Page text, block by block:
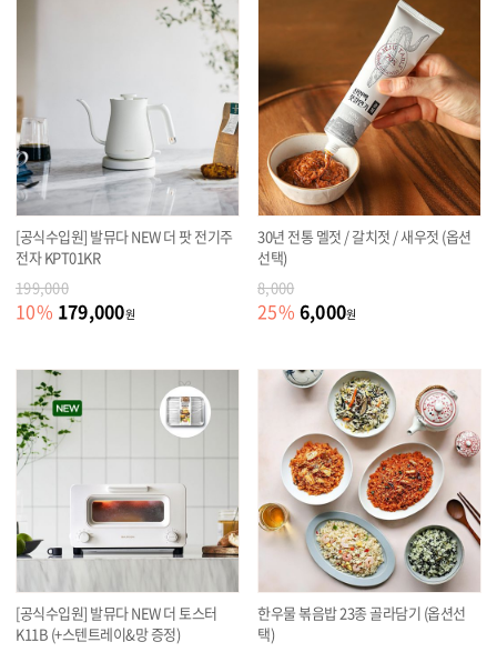
[공식수입원] 발뮤다 NEW 더 팟 전기주
전자 KPT01KR
199,000
10% 179,000원
30년 전통 멜젓 / 갈치젓 / 새우젓 (옵션
선택)
8,000
25% 6,000원
[공식수입원] 발뮤다 NEW 더 토스터
K11B (+스텐트레이&망 증정)
한우물 볶음밥 23종 골라담기 (옵션선
택)